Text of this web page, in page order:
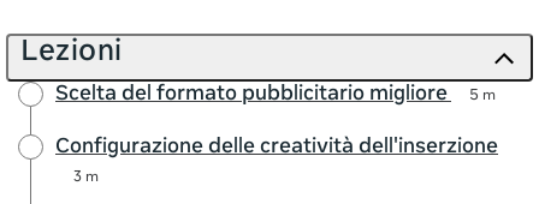
Lezioni
Scelta del formato pubblicitario migliore 5 m
Configurazione delle creatività dell'inserzione
3 m